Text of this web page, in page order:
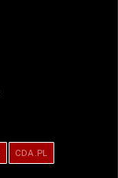
CDA.PL